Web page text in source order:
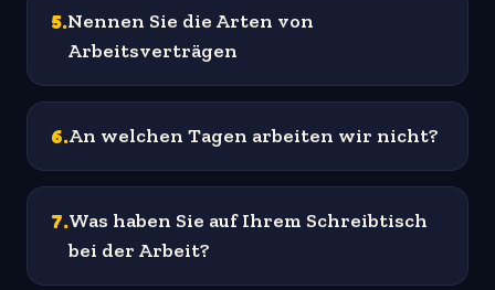
5.Nennen Sie die Arten von
Arbeitsverträgen
6.An welchen Tagen arbeiten wir nicht?
7.Was haben Sie auf Ihrem Schreibtisch
bei der Arbeit?